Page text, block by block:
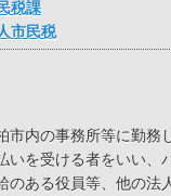
税課
市民税
市内の事務所等に勤務
いを受ける者をいい、
のある役員等、他の法